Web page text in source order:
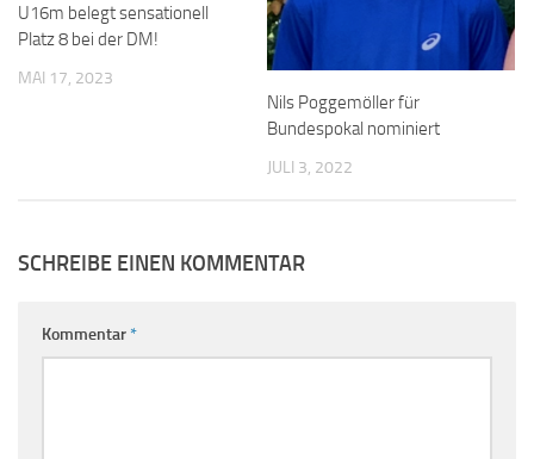
U16m belegt sensationell
Platz 8 bei der DM!
MAI 17, 2023
Nils Poggemöller für
Bundespokal nominiert
JULI 3, 2022
SCHREIBE EINEN KOMMENTAR
Kommentar*